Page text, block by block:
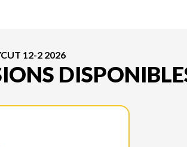
12-2 2026